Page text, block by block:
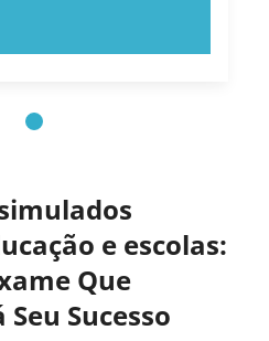
e escolas:
Que
Sucesso